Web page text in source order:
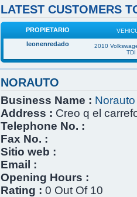
LATEST CUSTOMERS
PROPIETARIO
leonenredado
2010
TDI
NORAUTO
Business Name : Norauto
Address : Creo q el
Telephone No. :
Fax No. :
Sitio web :
Email :
Opening Hours :
Rating : 0 Out Of 10